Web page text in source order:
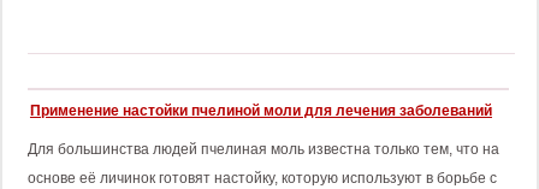
Применение настойки пчелиной моли для лечения заболеваний
Для большинства людей пчелиная моль известна только тем, что на
основе её личинок готовят настойку, которую используют в борьбе с